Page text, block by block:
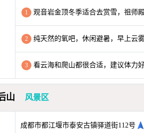
1 观音岩金顶冬季适合去赏雪，祖师
2 纯天然的氧吧，休闲避暑，早上云
3 看云海和爬山都很合适，建议体力
山 风景区
成都市都江堰市泰安古镇驿道街112号